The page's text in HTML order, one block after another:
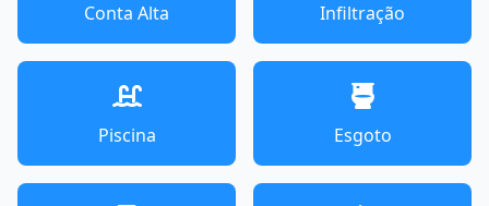
Conta Alta Infiltração
Piscina Esgoto